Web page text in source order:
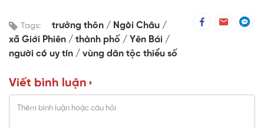
Tags: trưởng thôn
Ngòi Châu
xã Giới Phiên
thành phố
Yên Bái
người có uy tín
vùng dân tộc thiểu số
Viết bình luận